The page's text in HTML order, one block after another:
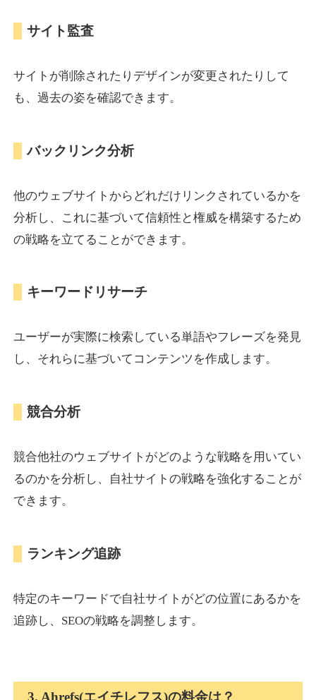
サイト監査
サイトが削除されたりデザインが変更されたりして
も、過去の姿を確認できます。
バックリンク分析
他のウェブサイトからどれだけリンクされているかを
分析し、これに基づいて信頼性と権威を構築するため
の戦略を立てることができます。
キーワードリサーチ
ユーザーが実際に検索している単語やフレーズを発見
し、それらに基づいてコンテンツを作成します。
競合分析
競合他社のウェブサイトがどのような戦略を用いてい
るのかを分析し、自社サイトの戦略を強化することが
できます。
ランキング追跡
特定のキーワードで自社サイトがどの位置にあるかを
追跡し、SEOの戦略を調整します。
3. Ahrefs(エイチレフス)の料金は？